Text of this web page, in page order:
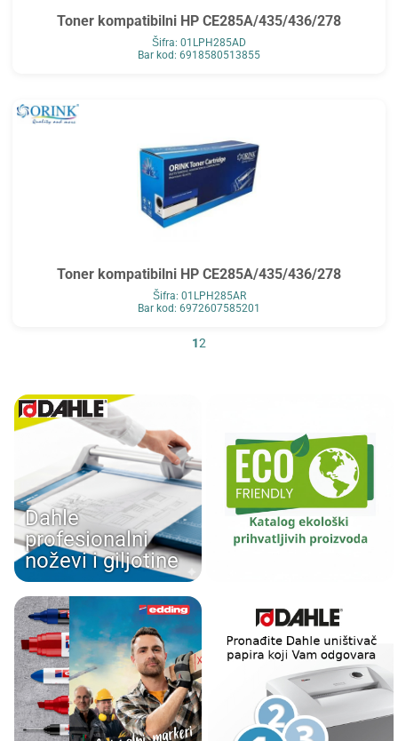
Toner kompatibilni HP CE285A/435/436/278
Šifra: 01LPH285AD
Bar kod: 6918580513855
Toner kompatibilni HP CE285A/435/436/278
Šifra: 01LPH285AR
Bar kod: 6972607585201
12
Dahle
profesionalni
noževi i giljotine